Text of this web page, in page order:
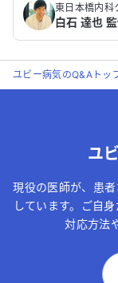
東日本橋内科
白石 達也
ユビー病気のQ&Aトッ
ユ
現役の医師が、患
しています。ご自
対応方法